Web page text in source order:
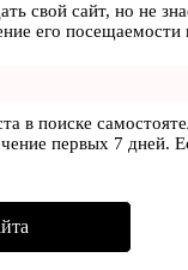
свой сайт, но не
его
в поиске
первых 7 дней.